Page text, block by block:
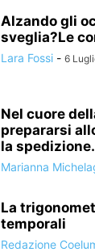
Alzando gli
sveglia?Le
Lara Fossi - 6
Nel cuore
prepararsi
la
Marianna
La
temporali
Redazione